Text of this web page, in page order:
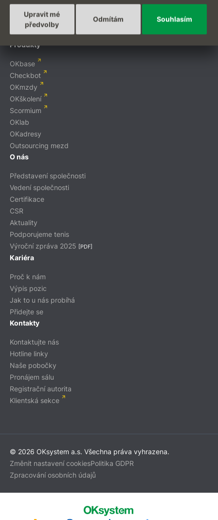
Souhlasím
Odmítám
Upravit mé
předvolby
Mobilní aplikace
Integrační platformy
E-commerce
Produkty
OKbase
Checkbot
OKmzdy
OKškolení
Scormium
OKlab
OKadresy
Outsourcing mezd
O nás
Představení společnosti
Vedení společnosti
Certifikace
CSR
Aktuality
Podporujeme tenis
Výroční zpráva 2025 [PDF]
Kariéra
Proč k nám
Výpis pozic
Jak to u nás probíhá
Přidejte se
Kontakty
Kontaktujte nás
Hotline linky
Naše pobočky
Pronájem sálu
Registrační autorita
Klientská sekce
© 2026 OKsystem a.s. Všechna práva vyhrazena.
Změnit nastavení cookiesPolitika GDPR
Zpracování osobních údajů